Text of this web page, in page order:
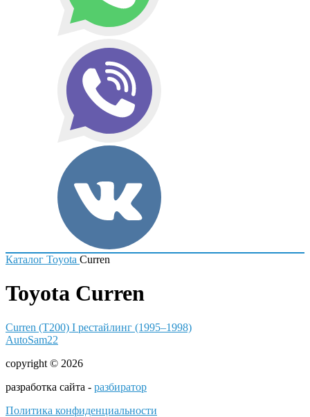
Каталог Toyota Curren
Toyota Curren
Curren (T200) I рестайлинг (1995–1998)
AutoSam22
copyright © 2026
разработка сайта - разбиратор
Политика конфиденциальности